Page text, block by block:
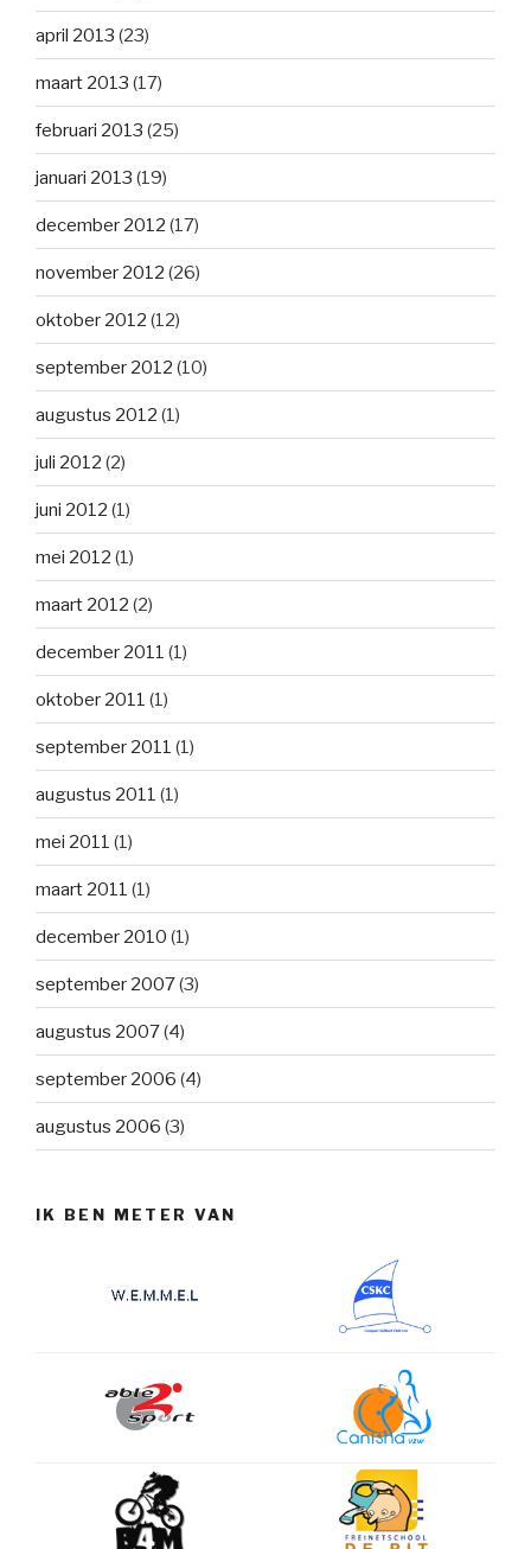
april 2013 (23)
maart 2013 (17)
februari 2013 (25)
januari 2013 (19)
december 2012 (17)
november 2012 (26)
oktober 2012 (12)
september 2012 (10)
augustus 2012 (1)
juli 2012 (2)
juni 2012 (1)
mei 2012 (1)
maart 2012 (2)
december 2011 (1)
oktober 2011 (1)
september 2011 (1)
augustus 2011 (1)
mei 2011 (1)
maart 2011 (1)
december 2010 (1)
september 2007(3)
augustus 2007(4)
september 2006 (4)
augustus 2006 (3)
IK BEN METER VAN